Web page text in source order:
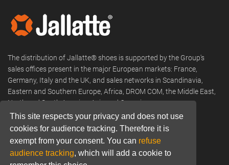
This site respects your privacy and does not use
cookies for audience tracking. Therefore it is
exempt from your consent. You can refuse
audience tracking, which will add a cookie to
The distribution of Jallatte® shoes is supported by the Group's
sales offices present in the major European markets: France,
Germany, Italy and the UK, and sales networks in Scandinavia,
Eastern and Southern Europe, Africa, DROM COM, the Middle East,
North and South America, Asia and Oceania.
Phone: +33 (0) 466 806 300
Email:commercial@jallatte.fr
Website:www.jallatte.fr